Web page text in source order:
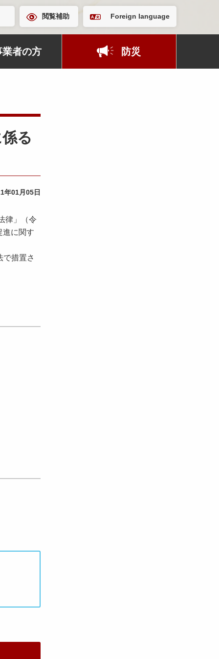
閲覧補助 Foreign language
業者の方 防災
る
年01月05日
律」（令
進に関す
措置さ